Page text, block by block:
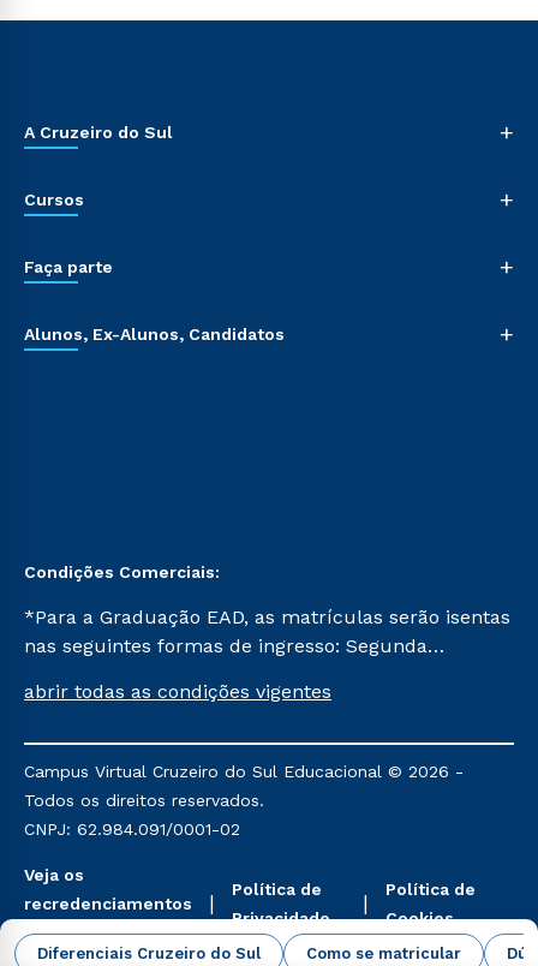
Diferenciais Cruzeiro do Sul Como se matricular
A Cruzeiro do Sul +
Cursos +
Faça parte +
Alunos, Ex-Alunos, Candidatos +
Condições Comerciais:
*Para a Graduação EAD, as matrículas serão isentas
nas seguintes formas de ingresso: Segunda
Já para as demais, a taxa de matrícula será de R$
mencionadas são referentes aos cursos: Ensino
Religioso, Geografia para a Docência e Metodologia
do Ensino de História: Questões Atuais.
abrir todas as condições vigentes
Campus Virtual Cruzeiro do Sul Educacional © 2026 -
Todos os direitos reservados.
CNPJ: 62.984.091/0001-02
Veja os
recredenciamentos
aqui
Política de
Privacidade
Política de
Cookies